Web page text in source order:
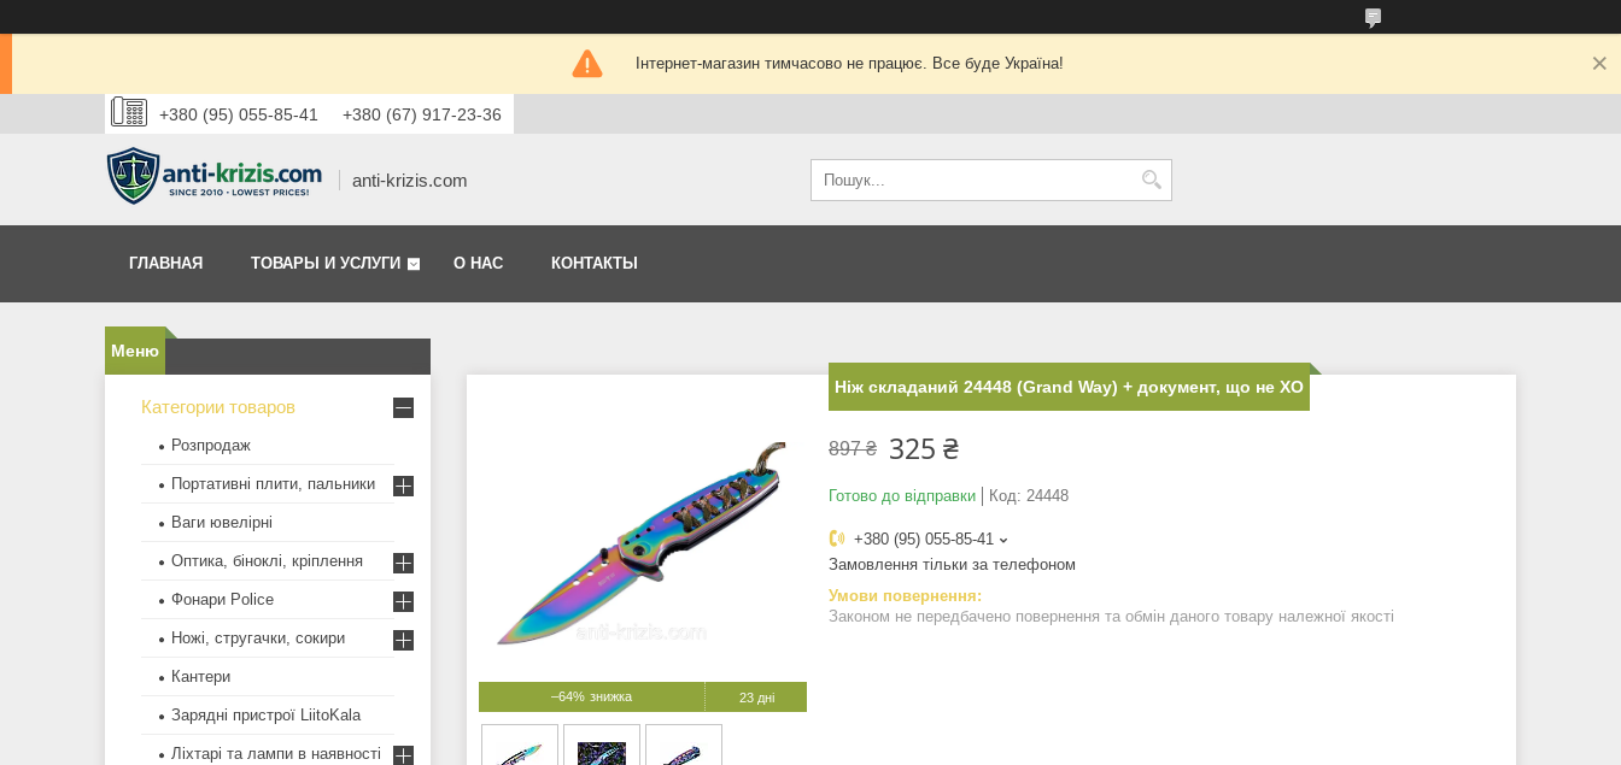
Інтернет-магазин тимчасово не працює. Все буде Україна!
+380 (95) 055-85-41 +380 (67) 917-23-36
anti-krizis.com
ГЛАВНАЯ ТОВАРЫ И УСЛУГИ О НАС КОНТАКТЫ
–64% 23 дні
Ніж складаний 24448 (Grand Way) + документ, що не ХО
897 ₴ 325 ₴
Готово до відправки Код: 24448
+380 (95) 055-85-41
Замовлення тільки за телефоном
Законом не передбачено повернення та обмін даного товару належної якості
Категории товаров
Розпродаж
Портативні плити, пальники
Ваги ювелірні
Оптика, біноклі, кріплення
Фонари Police
Ножі, стругачки, сокири
Кантери
Зарядні пристрої LiitoKala
Ліхтарі та лампи в наявності